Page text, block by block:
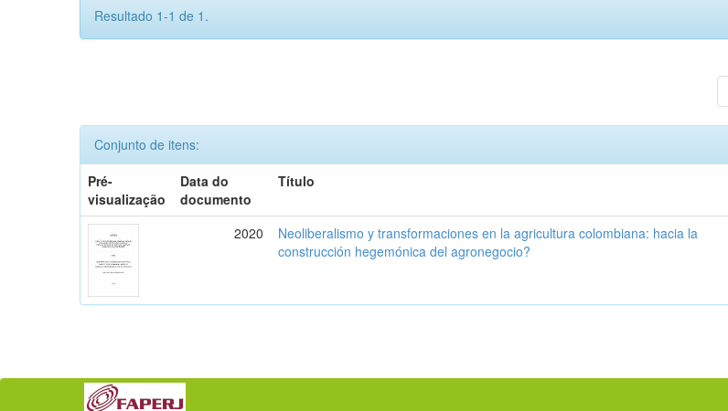
Resultado 1-1 de 1.
Conjunto de itens:
Pré-
visualização
Data do
documento
Título
2020
Neoliberalismo y transformaciones en la agricultura colombiana: hacia la
construcción hegemónica del agronegocio?